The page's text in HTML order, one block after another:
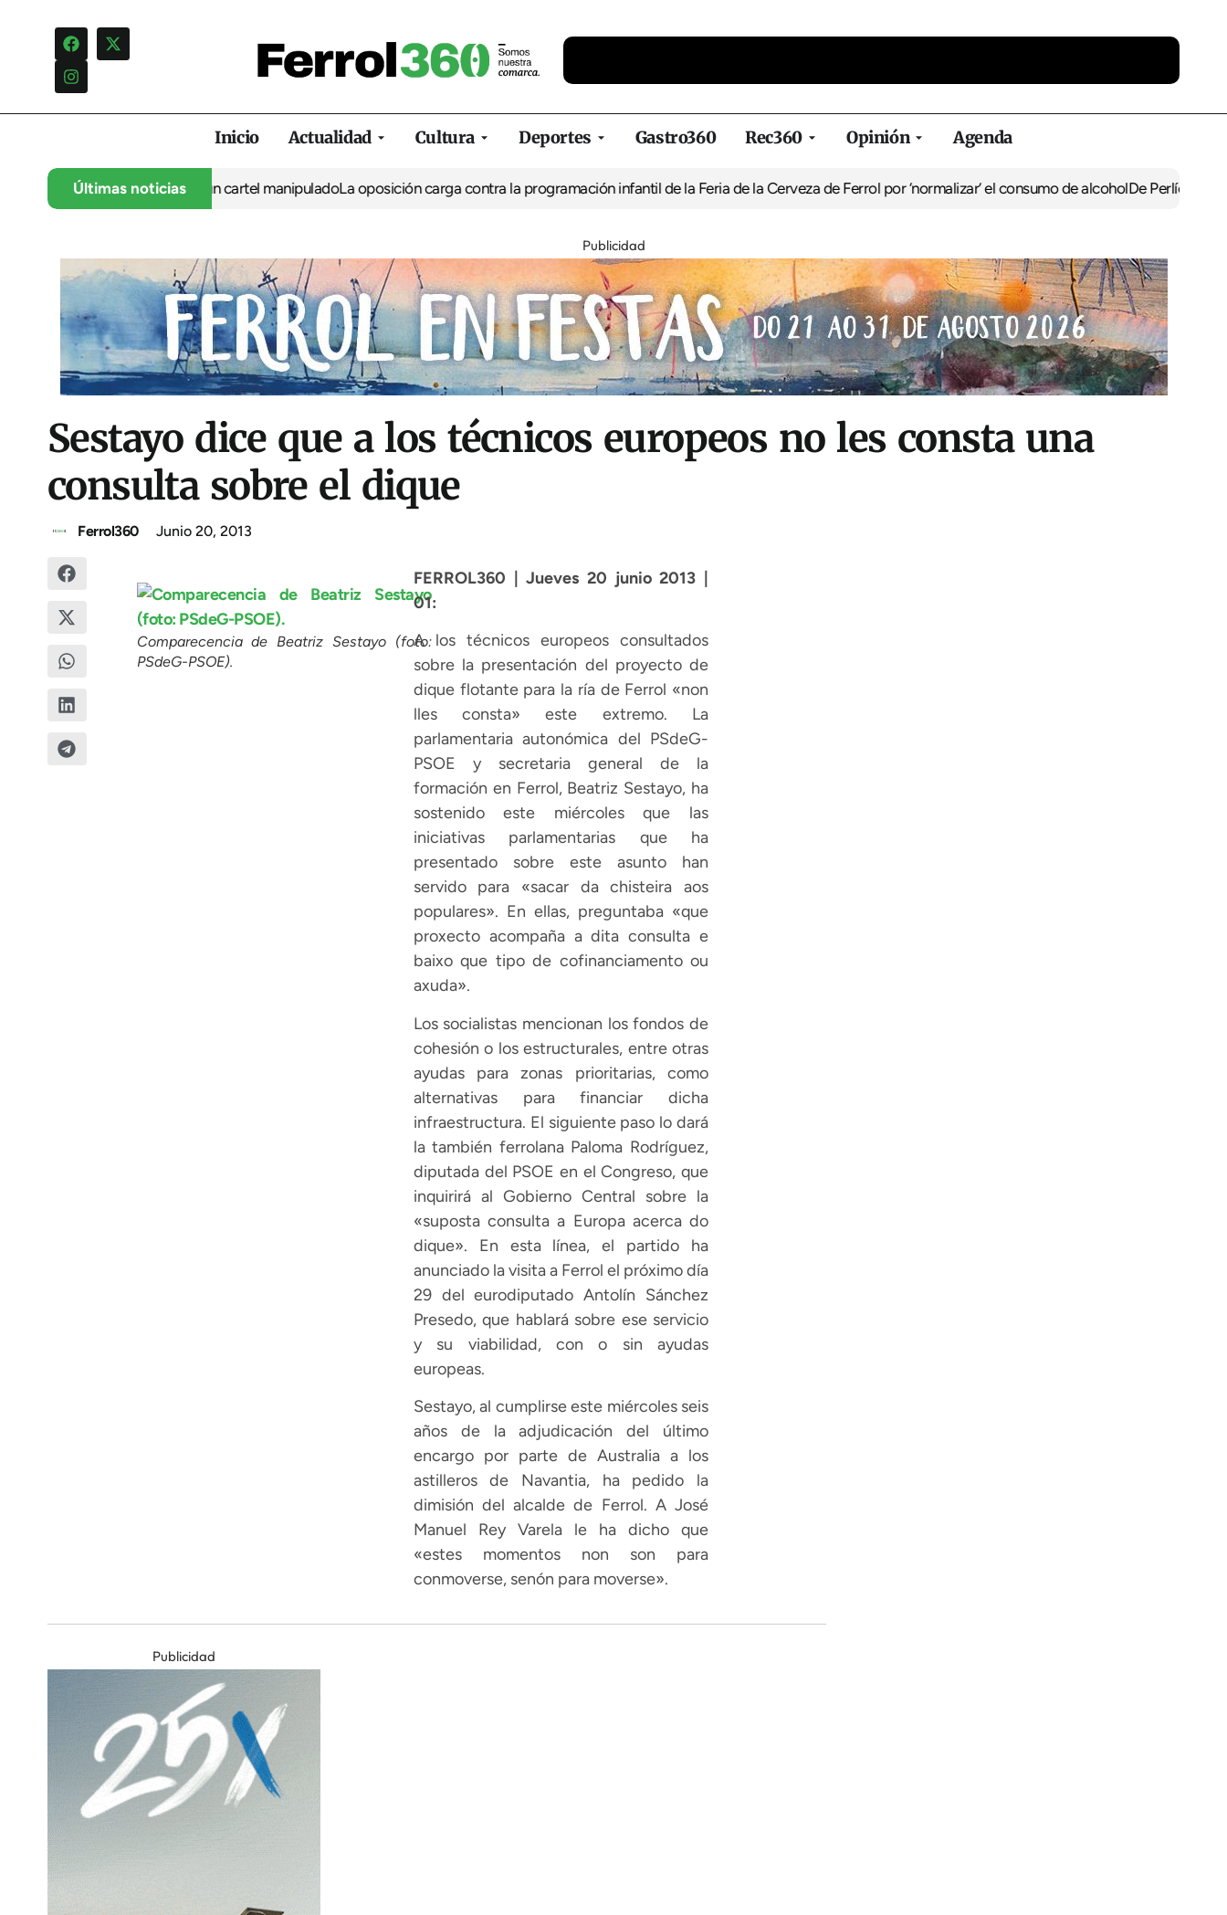
Inicio Actualidad Cultura Deportes Gastro360 Rec360 Opinión Agenda
Últimas noticias
de insultos por un cartel manipuladoLa oposición carga contra la programación infantil de la Feria de la Cerveza de Ferrol por ‘normalizar’ el consumo de alcoholDe Perlío a Doniños:
Publicidad
Sestayo dice que a los técnicos europeos no les consta una
consulta sobre el dique
Ferrol360 Junio 20, 2013
Comparecencia de Beatriz Sestayo (foto:
PSdeG-PSOE).
FERROL360 | Jueves 20 junio 2013 |
01:
A los técnicos europeos consultados
sobre la presentación del proyecto de
dique flotante para la ría de Ferrol «non
lles consta» este extremo. La
parlamentaria autonómica del PSdeG-
PSOE y secretaria general de la
formación en Ferrol, Beatriz Sestayo, ha
sostenido este miércoles que las
iniciativas parlamentarias que ha
presentado sobre este asunto han
servido para «sacar da chisteira aos
populares». En ellas, preguntaba «que
proxecto acompaña a dita consulta e
baixo que tipo de cofinanciamento ou
axuda».
Los socialistas mencionan los fondos de
cohesión o los estructurales, entre otras
ayudas para zonas prioritarias, como
alternativas para financiar dicha
infraestructura. El siguiente paso lo dará
la también ferrolana Paloma Rodríguez,
diputada del PSOE en el Congreso, que
inquirirá al Gobierno Central sobre la
«suposta consulta a Europa acerca do
dique». En esta línea, el partido ha
anunciado la visita a Ferrol el próximo día
29 del eurodiputado Antolín Sánchez
Presedo, que hablará sobre ese servicio
y su viabilidad, con o sin ayudas
europeas.
Sestayo, al cumplirse este miércoles seis
años de la adjudicación del último
encargo por parte de Australia a los
astilleros de Navantia, ha pedido la
dimisión del alcalde de Ferrol. A José
Manuel Rey Varela le ha dicho que
«estes momentos non son para
conmoverse, senón para moverse».
Publicidad